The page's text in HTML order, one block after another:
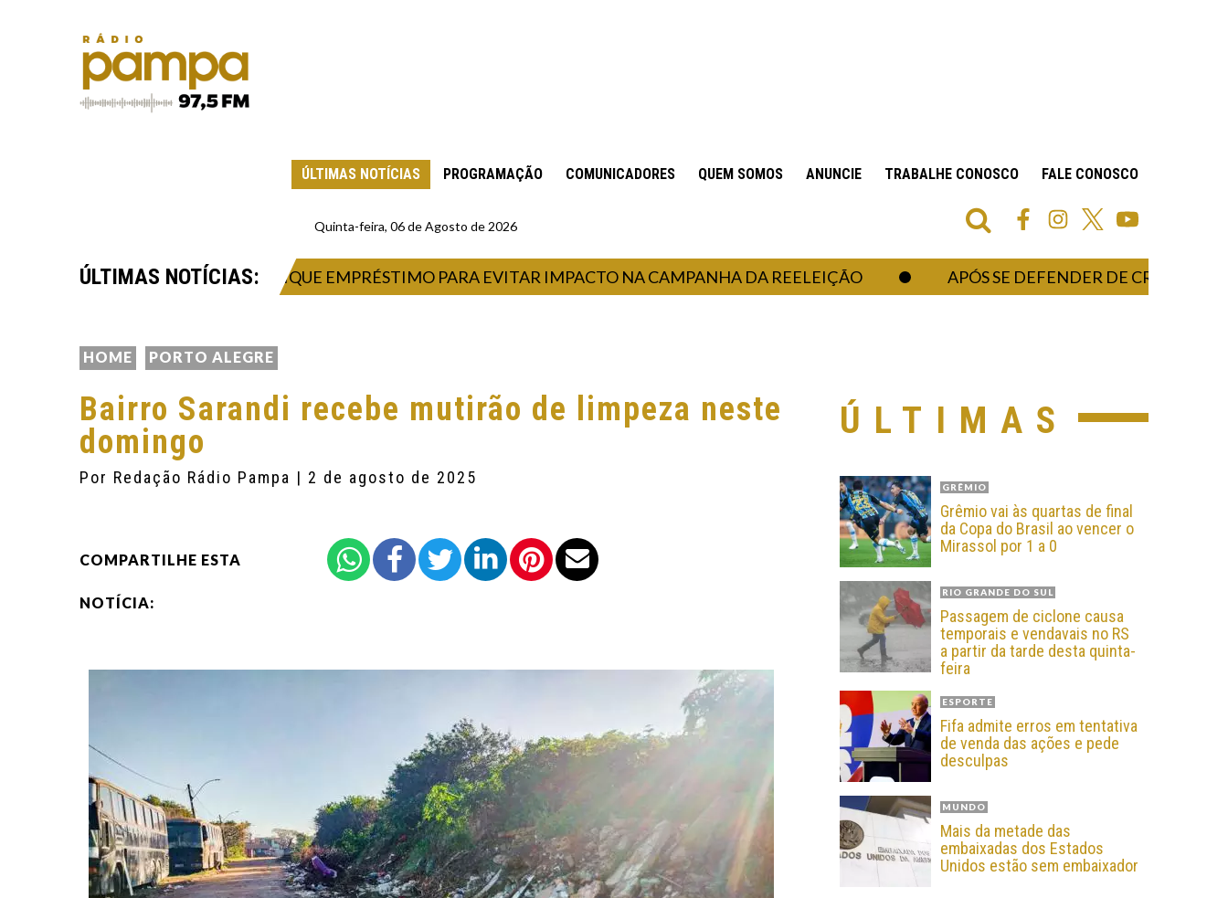
ÚLTIMAS NOTÍCIAS PROGRAMAÇÃO COMUNICADORES QUEM SOMOS ANUNCIE TRABALHE CONOSCO FALE CONOSCO
Quinta-feira, 06 de Agosto de 2026
ÚLTIMAS NOTÍCIAS:
DE GABINETE QUE EXPLIQUE EMPRÉSTIMO PARA EVITAR IMPACTO NA CAMPANHA DA REELEIÇÃO APÓS SE DEFENDER DE CRÍTICAS AO
HOME PORTO ALEGRE
Bairro Sarandi recebe mutirão de limpeza neste
domingo
Por Redação Rádio Pampa | 2 de agosto de 2025
COMPARTILHE ESTA
NOTÍCIA:
ÚLTIMAS
GRÊMIO
Grêmio vai às quartas de final
da Copa do Brasil ao vencer o
Mirassol por 1 a 0
RIO GRANDE DO SUL
Passagem de ciclone causa
temporais e vendavais no RS
a partir da tarde desta quinta-
feira
ESPORTE
Fifa admite erros em tentativa
de venda das ações e pede
desculpas
MUNDO
Mais da metade das
embaixadas dos Estados
Unidos estão sem embaixador